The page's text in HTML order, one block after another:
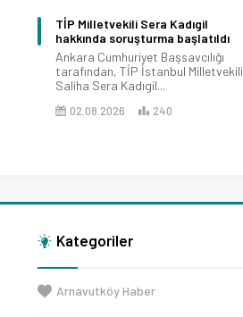
TİP Milletvekili Sera Kadıgil
hakkında soruşturma başlatıldı
Ankara Cumhuriyet Başsavcılığı
tarafından, TİP İstanbul Milletvekili
Saliha Sera Kadıgil...
02.08.2026 240
Kategoriler
Arnavutköy Haber